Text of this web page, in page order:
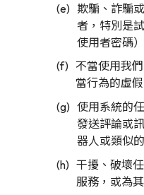
欺騙、詐騙
者，特別是
使用者密碼）
不當使用我
當行為的虛假
使用系統的
發送評論或
器人或類似
干擾、破壞
服務，或為